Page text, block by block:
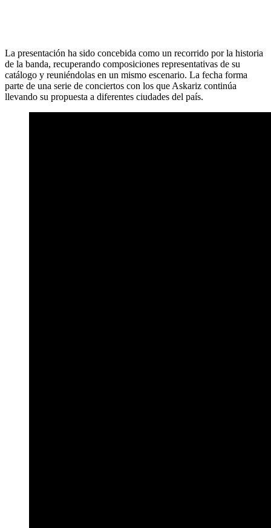
La presentación ha sido concebida como un recorrido por la historia
de la banda, recuperando composiciones representativas de su
catálogo y reuniéndolas en un mismo escenario. La fecha forma
parte de una serie de conciertos con los que Askariz continúa
llevando su propuesta a diferentes ciudades del país.